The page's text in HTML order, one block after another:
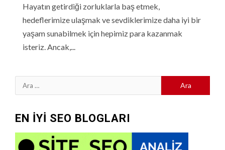
Hayatın getirdiği zorluklarla baş etmek,
hedeflerimize ulaşmak ve sevdiklerimize daha iyi bir
yaşam sunabilmek için hepimiz para kazanmak
isteriz. Ancak,...
Arama:
EN İYİ SEO BLOGLARI